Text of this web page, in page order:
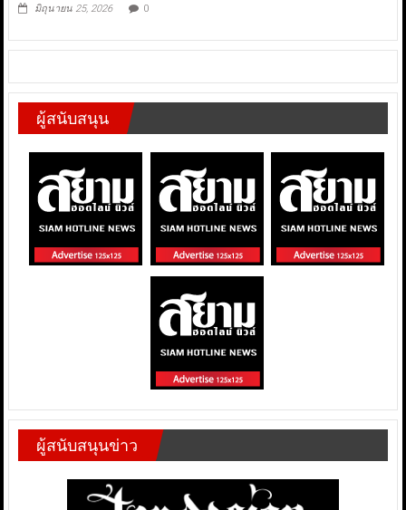
มิถุนายน 25, 2026 0
ผู้สนับสนุน
ผู้สนับสนุนข่าว